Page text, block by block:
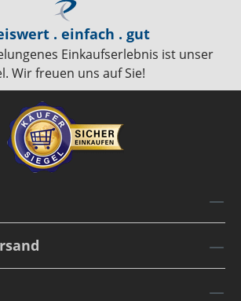
. einfach . gut
Einkaufserlebnis ist unser
Wir freuen uns auf Sie!